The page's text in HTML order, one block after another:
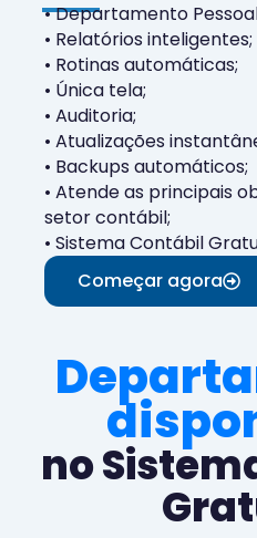
• Departamento
• Relatórios inteligentes;
• Rotinas automáticas;
• Única tela;
• Auditoria;
• Atualizações
• Backups automáticos;
• Atende as principais
setor contábil;
• Sistema Contábil
Começar agora
no